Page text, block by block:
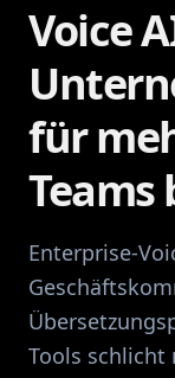
Voice
für
Enterprise-
Tools schlicht